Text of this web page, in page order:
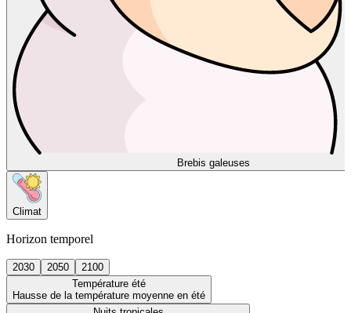
Brebis galeuses
Climat
Horizon temporel
2030 2050
2100
Température été
Hausse de la température moyenne en été